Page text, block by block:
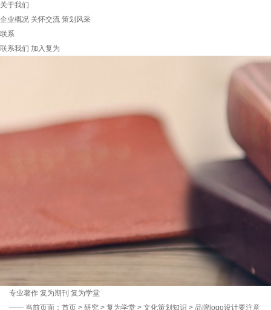
关于我们
企业概况 关怀交流 策划风采
联系
联系我们 加入复为
专业著作 复为期刊 复为学堂
—— 当前页面： 首页 > 研究 > 复为学堂 > 文化策划知识 > 品牌logo设计要注意